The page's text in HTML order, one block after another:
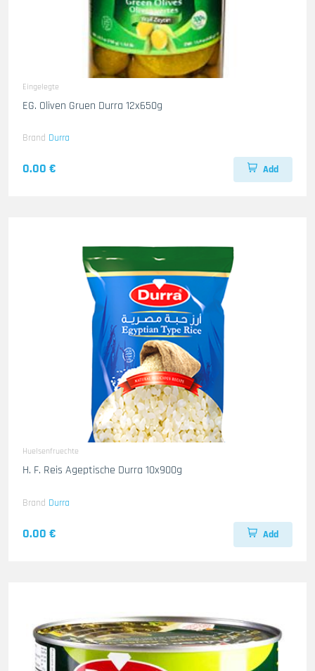
Eingelegte
EG. Oliven Gruen Durra 12x650g
Brand Durra
0.00 € Add
Huelsenfruechte
H. F. Reis Ageptische Durra 10x900g
Brand Durra
0.00 € Add